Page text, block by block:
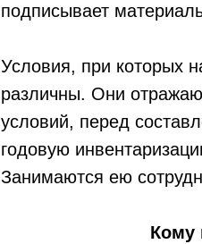
подписывает
Условия, при которых
различны. Они
условий, перед
годовую
Занимаются ею
Кому